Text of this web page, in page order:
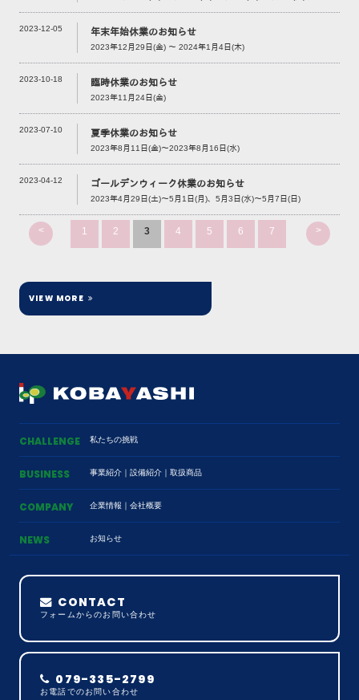
2023-12-05 年末年始休業のお知らせ
2023年12月29日(金) ～ 2024年1月4日(木)
2023-10-18 臨時休業のお知らせ
2023年11月24日(金)
2023-07-10 夏季休業のお知らせ
2023年8月11日(金)～2023年8月16日(水)
2023-04-12 ゴールデンウィーク休業のお知らせ
2023年4月29日(土)～5月1日(月)、5月3日(水)～5月7日(日)
< 1 2 3 4 5 6 7 >
VIEW MORE
CHALLENGE 私たちの挑戦
BUSINESS 事業紹介 ｜ 設備紹介 ｜ 取扱商品
COMPANY 企業情報 ｜ 会社概要
NEWS お知らせ
CONTACT
フォームからのお問い合わせ
079-335-2799
お電話でのお問い合わせ